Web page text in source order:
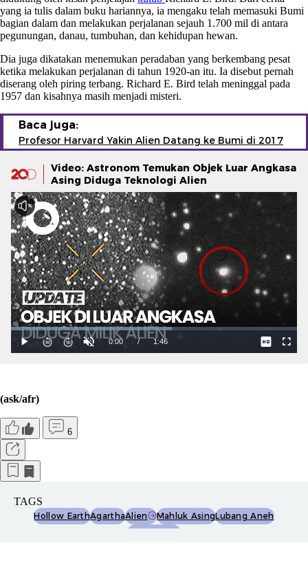
yang ia tulis dalam buku hariannya, ia mengaku telah memasuki Bumi
bagian dalam dan melakukan perjalanan sejauh 1.700 mil di antara
pegunungan, danau, tumbuhan, dan kehidupan hewan.
Dia juga dikatakan menemukan peradaban yang berkembang pesat
ketika melakukan perjalanan di tahun 1920-an itu. Ia disebut pernah
diserang oleh piring terbang. Richard E. Bird telah meninggal pada
1957 dan kisahnya masih menjadi misteri.
Baca juga:
Profesor Harvard Yakin Alien Datang ke Bumi di 2017
Video: Astronom Temukan Objek Luar Angkasa
Asing Diduga Teknologi Alien
(ask/afr)
6
TAGS
Hollow EarthAgarthaAlien Mahluk AsingLubang Aneh